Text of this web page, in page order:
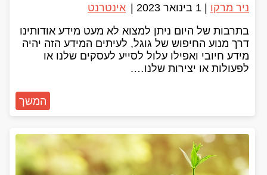
ניר מרקו 1 בינואר 2023
אינטרנט
בתרבות של היום ניתן למצוא לא מעט מידע אודותינו
דרך מנוע החיפוש של גוגל, לעיתים המידע הזה יהיה
מידע חיובי ואפילו עלול לסייע לעסקים שלנו או
לפעולות או יצירות שלנו….
המשך